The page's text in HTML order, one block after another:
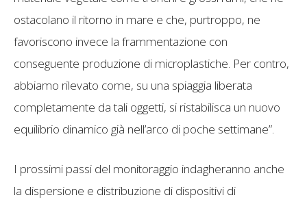
ostacolano il ritorno in mare e che, purtroppo, ne
favoriscono invece la frammentazione con
conseguente produzione di microplastiche. Per contro,
abbiamo rilevato come, su una spiaggia liberata
completamente da tali oggetti, si ristabilisca un nuovo
equilibrio dinamico già nell’arco di poche settimane”.
I prossimi passi del monitoraggio indagheranno anche
la dispersione e distribuzione di dispositivi di